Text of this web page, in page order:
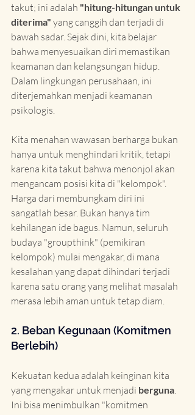
takut; ini adalah "hitung-hitungan untuk
diterima" yang canggih dan terjadi di
bawah sadar. Sejak dini, kita belajar
bahwa menyesuaikan diri memastikan
keamanan dan kelangsungan hidup.
Dalam lingkungan perusahaan, ini
diterjemahkan menjadi keamanan
psikologis.
Kita menahan wawasan berharga bukan
hanya untuk menghindari kritik, tetapi
karena kita takut bahwa menonjol akan
mengancam posisi kita di "kelompok".
Harga dari membungkam diri ini
sangatlah besar. Bukan hanya tim
kehilangan ide bagus. Namun, seluruh
budaya "groupthink" (pemikiran
kelompok) mulai mengakar, di mana
kesalahan yang dapat dihindari terjadi
karena satu orang yang melihat masalah
merasa lebih aman untuk tetap diam.
2. Beban Kegunaan (Komitmen
Berlebih)
Kekuatan kedua adalah keinginan kita
yang mengakar untuk menjadi berguna
Ini bisa menimbulkan "komitmen